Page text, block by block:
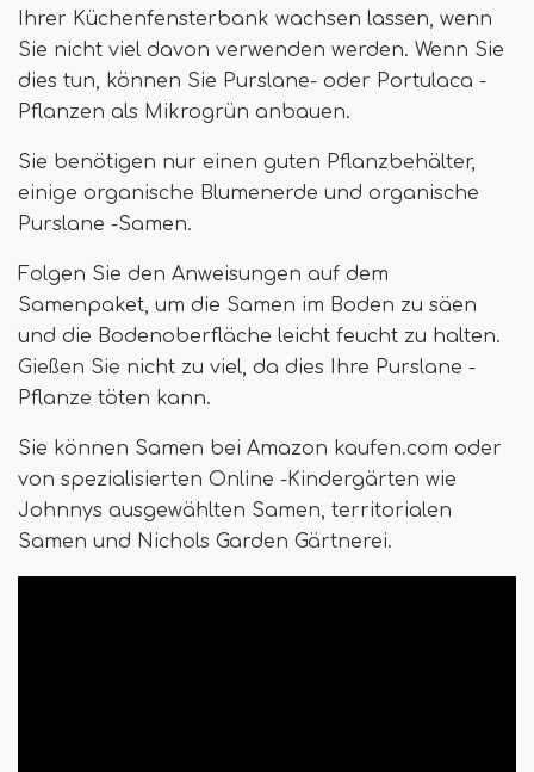
Ihrer Küchenfensterbank wachsen lassen, wenn
Sie nicht viel davon verwenden werden. Wenn Sie
dies tun, können Sie Purslane- oder Portulaca -
Pflanzen als Mikrogrün anbauen.
Sie benötigen nur einen guten Pflanzbehälter,
einige organische Blumenerde und organische
Purslane -Samen.
Folgen Sie den Anweisungen auf dem
Samenpaket, um die Samen im Boden zu säen
und die Bodenoberfläche leicht feucht zu halten.
Gießen Sie nicht zu viel, da dies Ihre Purslane -
Pflanze töten kann.
Sie können Samen bei Amazon kaufen.com oder
von spezialisierten Online -Kindergärten wie
Johnnys ausgewählten Samen, territorialen
Samen und Nichols Garden Gärtnerei.